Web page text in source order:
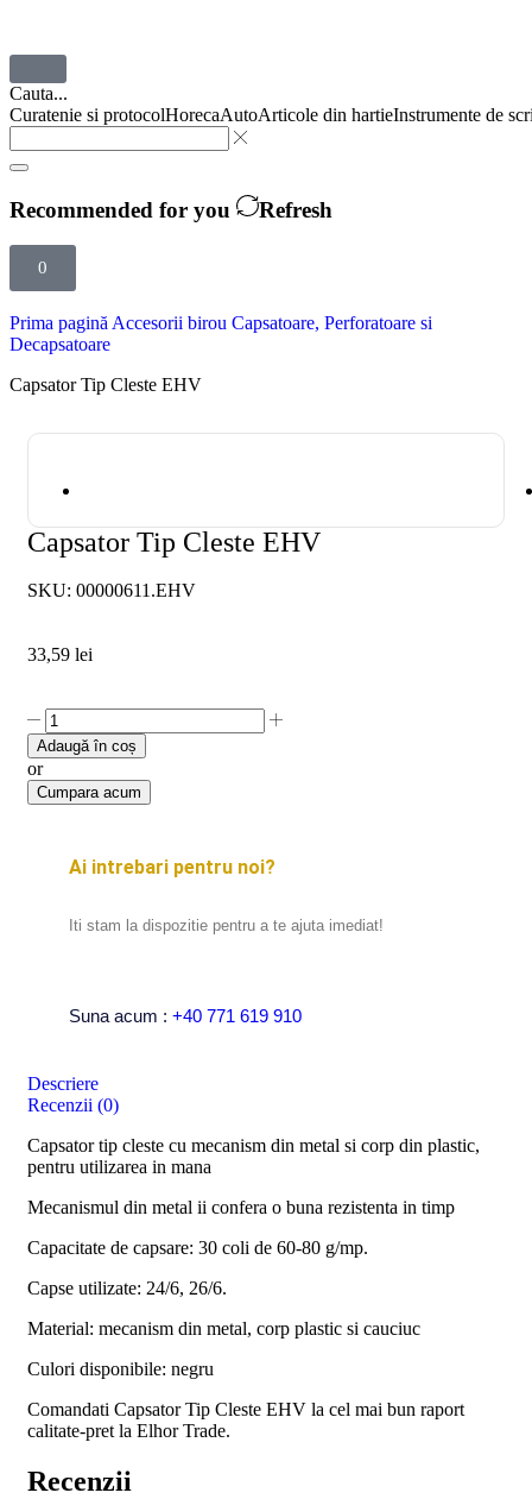
Cauta...
Curatenie si protocolHorecaAutoArticole din hartieInstrumente de
Recommended for you Refresh
0
Prima pagină Accesorii birou Capsatoare, Perforatoare si
Decapsatoare
Capsator Tip Cleste EHV
Capsator Tip Cleste EHV
SKU: 00000611.EHV
33,59 lei
Adaugă în coș
or
Cumpara acum
Ai intrebari pentru noi?
Iti stam la dispozitie pentru a te ajuta imediat!
Suna acum : +40 771 619 910
Descriere
Recenzii (0)
Capsator tip cleste cu mecanism din metal si corp din plastic,
pentru utilizarea in mana
Mecanismul din metal ii confera o buna rezistenta in timp
Capacitate de capsare: 30 coli de 60-80 g/mp.
Capse utilizate: 24/6, 26/6.
Material: mecanism din metal, corp plastic si cauciuc
Culori disponibile: negru
Comandati Capsator Tip Cleste EHV la cel mai bun raport
calitate-pret la Elhor Trade.
Recenzii